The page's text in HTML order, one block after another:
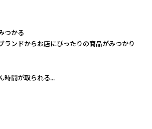
つかる
ランドからお店にぴったりの商品がみつかり
時間が取られる...